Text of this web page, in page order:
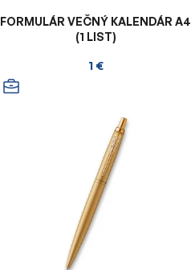
FORMULÁR VEČNÝ KALENDÁR A4
(1 LIST)
1 €